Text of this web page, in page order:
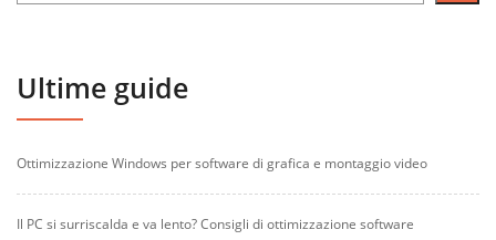
Ultime guide
Ottimizzazione Windows per software di grafica e montaggio video
Il PC si surriscalda e va lento? Consigli di ottimizzazione software